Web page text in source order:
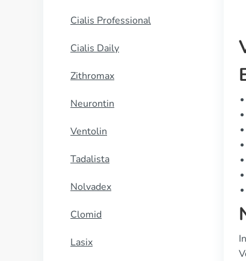
Cialis Professional
Cialis Daily
Zithromax
Neurontin
Ventolin
Tadalista
Nolvadex
Clomid
Lasix